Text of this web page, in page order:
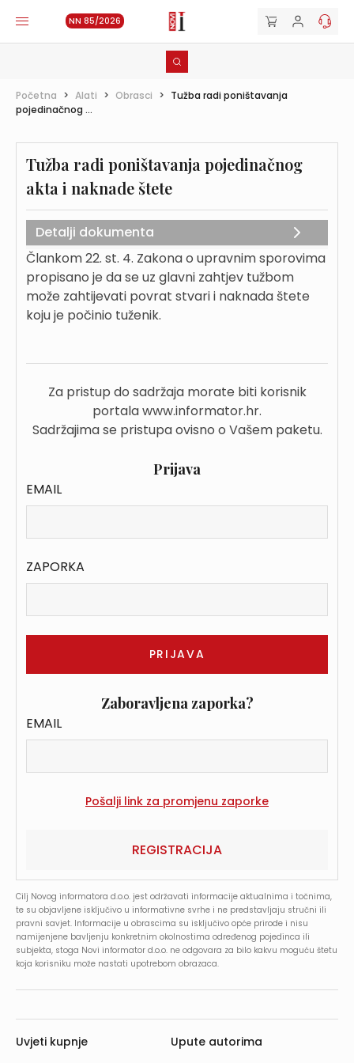
NN 85/2026
Početna > Alati > Obrasci > Tužba radi poništavanja
pojedinačnog ...
Tužba radi poništavanja pojedinačnog
akta i naknade štete
Detalji dokumenta
Člankom 22. st. 4. Zakona o upravnim sporovima
propisano je da se uz glavni zahtjev tužbom
može zahtijevati povrat stvari i naknada štete
koju je počinio tuženik.
Za pristup do sadržaja morate biti korisnik
portala www.informator.hr.
Sadržajima se pristupa ovisno o Vašem paketu.
Prijava
EMAIL
ZAPORKA
Zaboravljena zaporka?
EMAIL
REGISTRACIJA
Cilj Novog informatora d.o.o. jest održavati informacije aktualnima i točnima,
te su objavljene isključivo u informativne svrhe i ne predstavljaju stručni ili
pravni savjet. Informacije u obrascima su isključivo opće prirode i nisu
namijenjene bavljenju konkretnim okolnostima određenog pojedinca ili
subjekta, stoga Novi informator d.o.o. ne odgovara za bilo kakvu moguću štetu
koja korisniku može nastati upotrebom obrazaca.
Uvjeti kupnje
Upute autorima